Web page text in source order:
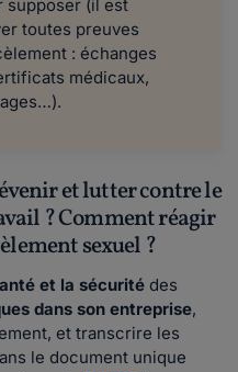
supposer (il est
toutes preuves
: échanges
médicaux,
et lutter contre le
? Comment réagir
sexuel ?
et la sécurité des
dans son entreprise,
et transcrire les
le document unique